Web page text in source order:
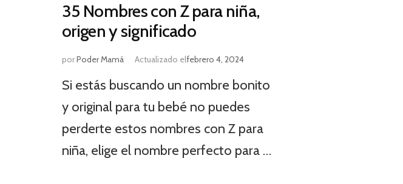
35 Nombres con Z para niña,
origen y significado
porPoder Mamá Actualizado elfebrero 4, 2024
Si estás buscando un nombre bonito
y original para tu bebé no puedes
perderte estos nombres con Z para
niña, elige el nombre perfecto para …